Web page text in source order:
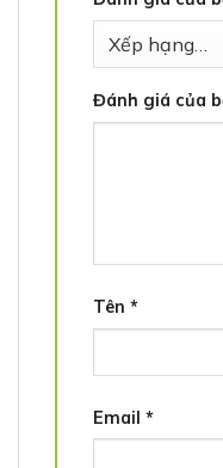
Đánh giá của
Tên *
Email *